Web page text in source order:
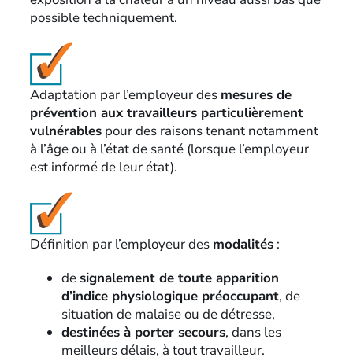
possible techniquement.
Adaptation par l’employeur des mesures de
prévention aux travailleurs particulièrement
vulnérablespour des raisons tenant notamment
à l’âge ou à l’état de santé (lorsque l’employeur
est informé de leur état).
Définition par l’employeur des modalités:
designalement de toute apparition
d’indice physiologique préoccupant, de
situation de malaise ou de détresse,
destinées à porter secours, dans les
meilleurs délais, à tout travailleur.